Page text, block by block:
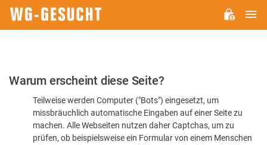
Bitte
dass
Warum erscheint diese Seite?
Teilweise werden Computer ("Bots") eingesetzt, um
missbräuchlich automatische Eingaben auf einer Seite zu
machen. Alle Webseiten nutzen daher Captchas, um zu
prüfen, ob beispielsweise ein Formular von einem Menschen